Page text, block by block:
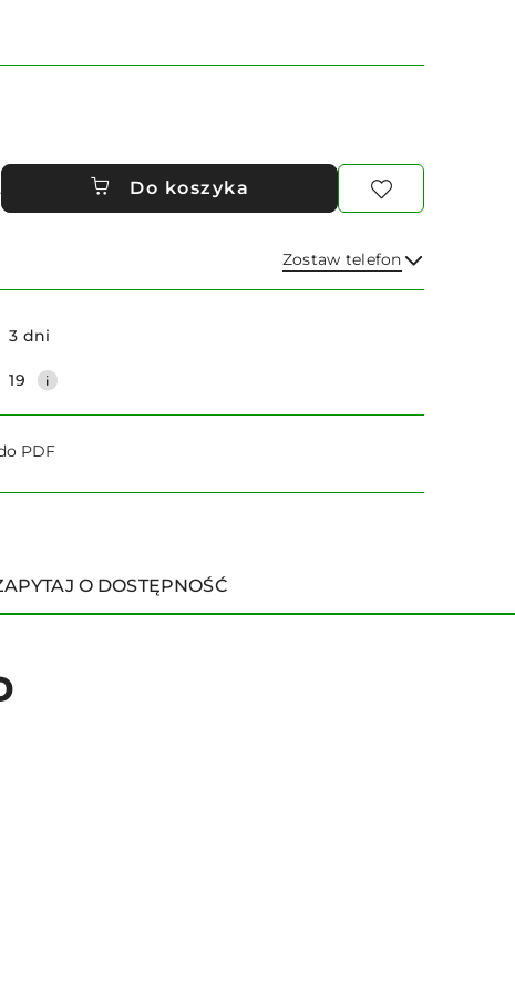
Do koszyka
Zostaw telefon
Wyślij
3 dni
19
PDF
O DOSTĘPNOŚĆ